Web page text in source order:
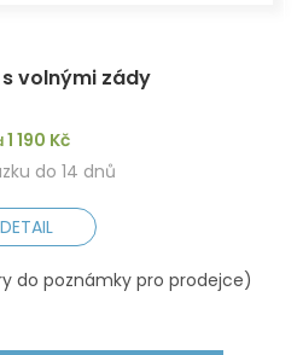
volnými zády
1 190 Kč
do 14 dnů
DETAIL
do poznámky pro prodejce)